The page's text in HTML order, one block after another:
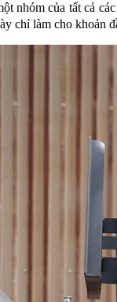
nhóm của tất cả
chỉ làm cho khoản